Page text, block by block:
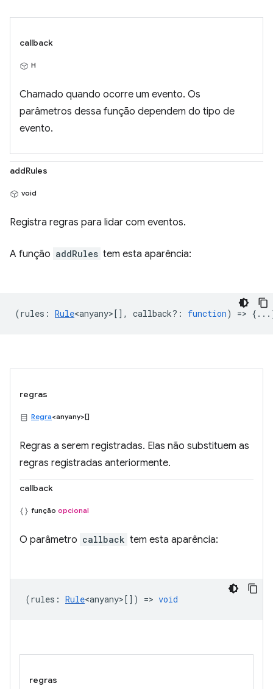
callback
H
Chamado quando ocorre um evento. Os
parâmetros dessa função dependem do tipo de
evento.
addRules
void
Registra regras para lidar com eventos.
A função addRules tem esta aparência:
(rules : Rule<anyany> [], callback? : function) =>
regras
Regra<anyany>[]
Regras a serem registradas. Elas não substituem as
regras registradas anteriormente.
callback
função opcional
O parâmetro callback tem esta aparência:
(rules : Rule<anyany> []) => void
regras